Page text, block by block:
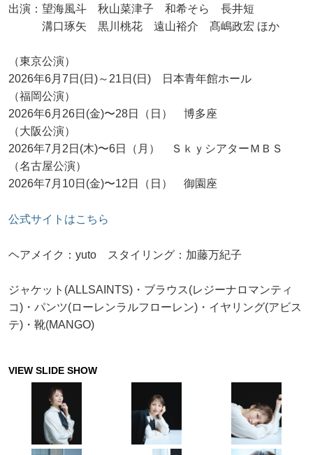
出演：望海風斗 秋山菜津子 和希そら 長井短
溝口琢矢 黒川桃花 遠山裕介 髙嶋政宏 ほか
（東京公演）
2026年6月7日(日)～21日(日) 日本青年館ホール
（福岡公演）
2026年6月26日(金)〜28日（日） 博多座
（大阪公演）
2026年7月2日(木)〜6日（月） ＳｋｙシアターＭＢＳ
（名古屋公演）
2026年7月10日(金)〜12日（日） 御園座
公式サイトはこちら
ヘアメイク：yuto スタイリング：加藤万紀子
ジャケット(ALLSAINTS)・ブラウス(レジーナロマンティ
コ)・パンツ(ローレンラルフローレン)・イヤリング(アビス
テ)・靴(MANGO)